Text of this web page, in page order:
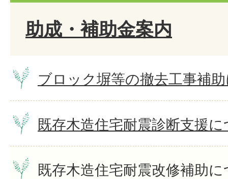
助成・補助金案内
ブロック塀等の撤去工事補
既存木造住宅耐震診断支援
既存木造住宅耐震改修補助